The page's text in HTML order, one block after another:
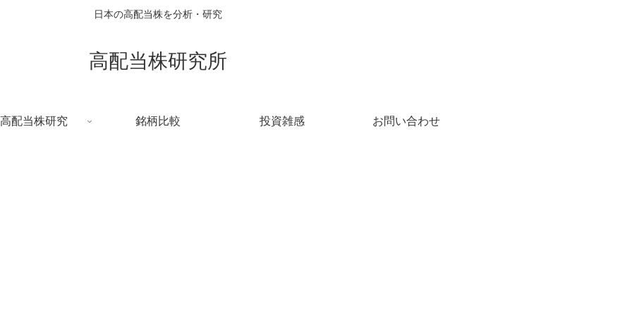
日本の高配当株を分析・研究
高配当株研究所
高配当株研究 銘柄比較 投資雑感 お問い合わせ